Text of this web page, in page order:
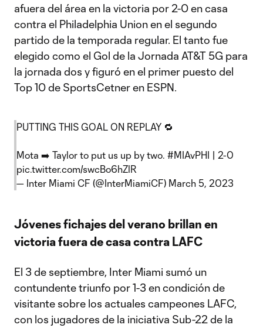
afuera del área en la victoria por 2-0 en casa
contra el Philadelphia Union en el segundo
partido de la temporada regular. El tanto fue
elegido como el Gol de la Jornada AT&T 5G para
la jornada dos y figuró en el primer puesto del
Top 10 de SportsCetner en ESPN.
PUTTING THIS GOAL ON REPLAY 🔁
Mota ➡️ Taylor to put us up by two. #MIAvPHI | 2-0
pic.twitter.com/swcBo6hZlR
— Inter Miami CF (@InterMiamiCF) March 5, 2023
Jóvenes fichajes del verano brillan en
victoria fuera de casa contra LAFC
El 3 de septiembre, Inter Miami sumó un
contundente triunfo por 1-3 en condición de
visitante sobre los actuales campeones LAFC,
con los jugadores de la iniciativa Sub-22 de la